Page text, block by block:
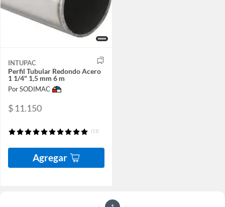
INTUPAC
Perfil Tubular Redondo Acero
1 1/4" 1,5 mm 6 m
Por SODIMAC
$ 11.150
(11)
Agregar